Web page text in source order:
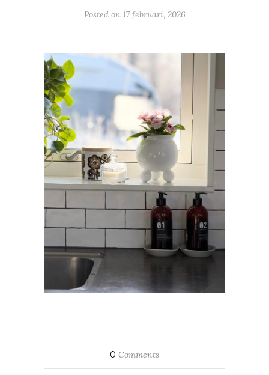
Posted on 17 februari, 2026
0 Comments